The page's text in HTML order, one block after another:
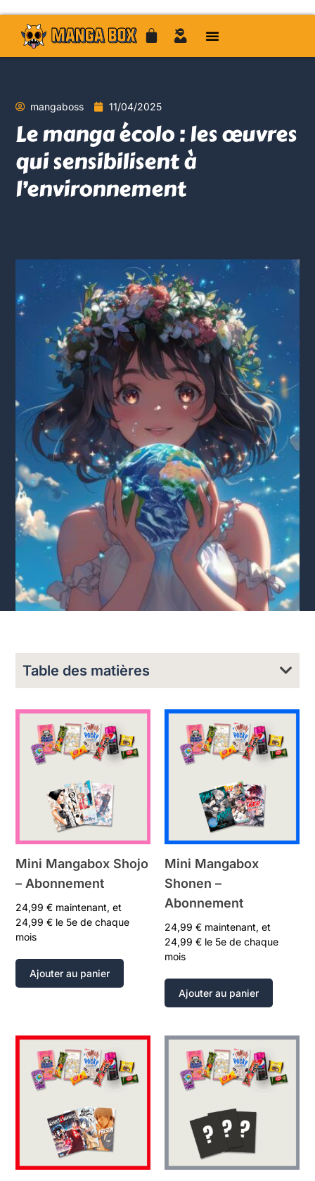
mangaboss 11/04/2025
Le manga écolo : les œuvres
qui sensibilisent à
l’environnement
Table des matières
Mini Mangabox Shojo
– Abonnement
24,99€ maintenant, et
24,99€ le 5e de chaque
mois
Ajouter au panier
Mini Mangabox
Shonen –
Abonnement
24,99 € maintenant, et
24,99 € le 5e de chaque
mois
Ajouter au panier